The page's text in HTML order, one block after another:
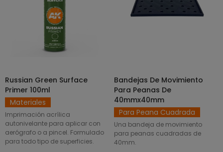
AÑADIR AL CARRITO
Russian Green Surface
Primer 100ml
Materiales
Imprimación acrílica
autonivelante para aplicar con
aerógrafo o a pincel. Formulado
para todo tipo de superficies.
SELECCIONAR OPCIONES
Bandejas De Movimiento
Para Peanas De
40mmx40mm
Para Peana Cuadrada
Una bandeja de movimiento
para peanas cuadradas de
40mm.